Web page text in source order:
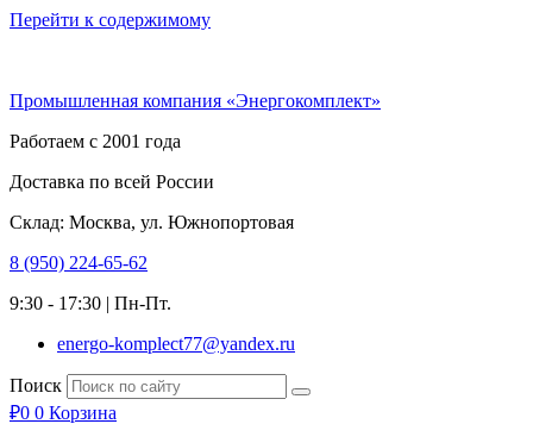
Перейти к содержимому
Промышленная компания «Энергокомплект»
Работаем с 2001 года
Доставка по всей России
Склад: Москва, ул. Южнопортовая
8 (950) 224-65-62
9:30 - 17:30 | Пн-Пт.
energo-komplect77@yandex.ru
Поиск
₽0 0 Корзина